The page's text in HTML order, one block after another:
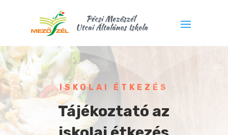
ISKOLAI ÉTKEZÉS
Tájékoztató az